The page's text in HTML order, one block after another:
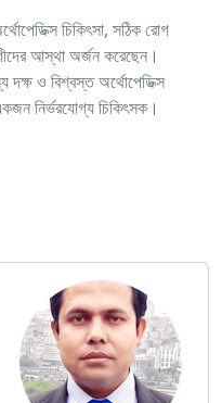
চিকিৎসা, সঠিক রোগ
আস্থা অর্জন করেছেন।
দক্ষ ও বিশ্বস্ত অর্থোপেডিক্স
নির্ভরযোগ্য চিকিৎসক।